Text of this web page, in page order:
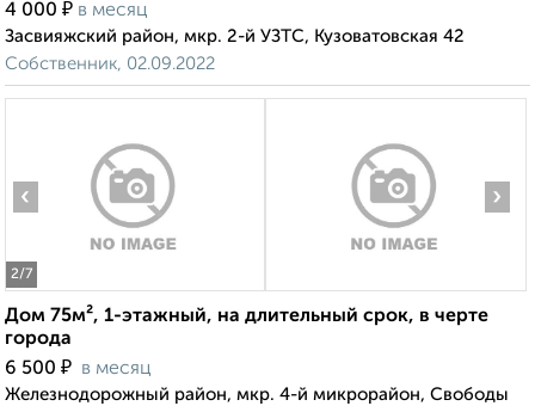
4 000 ₽ в месяц
Засвияжский район, мкр. 2-й УЗТС, Кузоватовская 42
Собственник, 02.09.2022
2/7
‹ ›
Дом 75м², 1-этажный, на длительный срок, в черте
города
6 500 ₽ в месяц
Железнодорожный район, мкр. 4-й микрорайон, Свободы